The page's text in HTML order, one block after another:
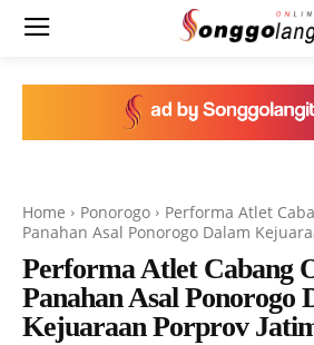
Home Ponorogo
Performa Atlet
Panahan Asal Ponorogo Dalam
Performa Atlet Cabang
Panahan Asal Ponorogo
Kejuaraan Porprov